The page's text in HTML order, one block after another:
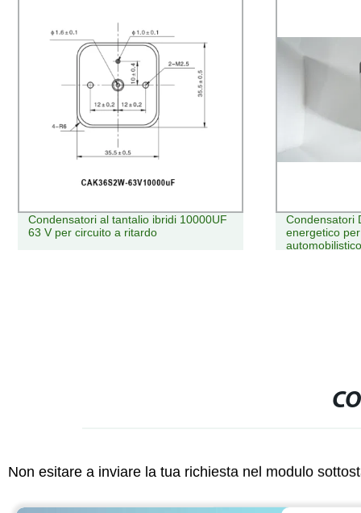
Condensatori DC-link a risparmio
energetico per il nuovo settore
Bilanciatore
acido
Non esitare a inviare la tua richiesta nel modulo